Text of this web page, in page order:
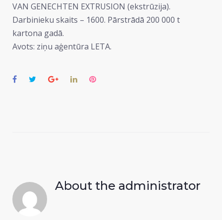
VAN GENECHTEN EXTRUSION (ekstrūzija).
Darbinieku skaits – 1600. Pārstrādā 200 000 t
kartona gadā.
Avots: ziņu aģentūra LETA.
Facebook
TwitterGoogle+LinkedInPinterest
About the administrator